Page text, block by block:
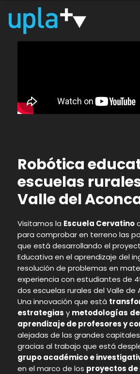
Robótica
escuelas
Valle del
Visitamos la Escuela Cervatino
para comprobar en terreno las
que está desarrollando el
Educativa en el aprendizaje del
resolución de problemas en
experiencia con estudiantes de
dos escuelas rurales del Valle de
Una innovación que está
estrategias y metodologías
aprendizaje de profesores y
alejadas de las grandes
gracias al trabajo que está
grupo académico e
en el marco de los proyectos